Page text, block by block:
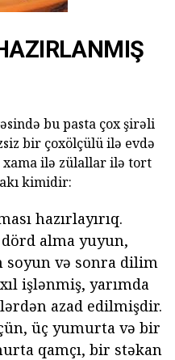
bu pasta çox şirəli
bir çoxölçülü ilə evdə
xama ilə zülallar ilə tort
kimidir:
hazırlayırıq.
alma yuyun,
soyun və sonra dilim
işlənmiş, yarımda
azad edilmişdir.
üç yumurta və bir
qamçı, bir stəkan